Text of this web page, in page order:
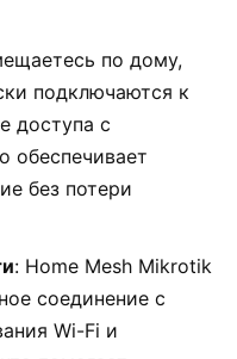
по дому,
подключаются к
доступа с
обеспечивает
без потери
: Home Mesh Mikrotik
соединение с
Wi-Fi и